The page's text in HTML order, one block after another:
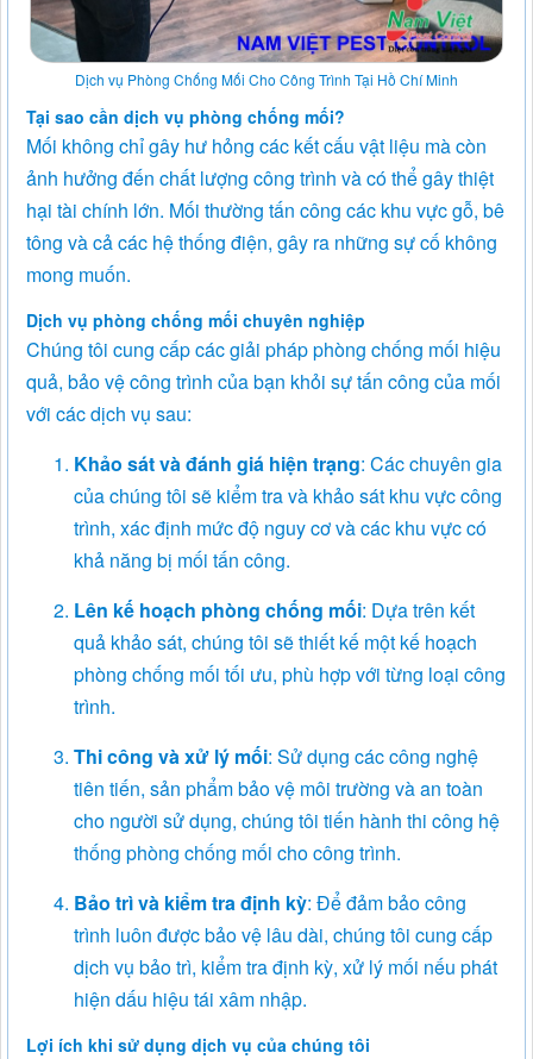
Dịch vụ Phòng Chống Mối Cho Công Trình Tại Hồ Chí Minh
Tại sao cần dịch vụ phòng chống mối?
Mối không chỉ gây hư hỏng các kết cấu vật liệu mà còn
ảnh hưởng đến chất lượng công trình và có thể gây thiệt
hại tài chính lớn. Mối thường tấn công các khu vực gỗ, bê
tông và cả các hệ thống điện, gây ra những sự cố không
mong muốn.
Dịch vụ phòng chống mối chuyên nghiệp
Chúng tôi cung cấp các giải pháp phòng chống mối hiệu
quả, bảo vệ công trình của bạn khỏi sự tấn công của mối
với các dịch vụ sau:
Khảo sát và đánh giá hiện trạng: Các chuyên gia
của chúng tôi sẽ kiểm tra và khảo sát khu vực công
trình, xác định mức độ nguy cơ và các khu vực có
khả năng bị mối tấn công.
Lên kế hoạch phòng chống mối: Dựa trên kết
quả khảo sát, chúng tôi sẽ thiết kế một kế hoạch
phòng chống mối tối ưu, phù hợp với từng loại công
trình.
Thi công và xử lý mối: Sử dụng các công nghệ
tiên tiến, sản phẩm bảo vệ môi trường và an toàn
cho người sử dụng, chúng tôi tiến hành thi công hệ
thống phòng chống mối cho công trình.
Bảo trì và kiểm tra định kỳ: Để đảm bảo công
trình luôn được bảo vệ lâu dài, chúng tôi cung cấp
dịch vụ bảo trì, kiểm tra định kỳ, xử lý mối nếu phát
hiện dấu hiệu tái xâm nhập.
Lợi ích khi sử dụng dịch vụ của chúng tôi